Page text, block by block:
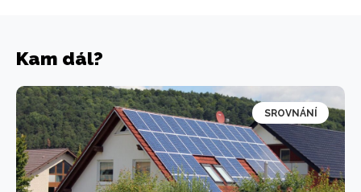
Kam dál?
SROVNÁNÍ